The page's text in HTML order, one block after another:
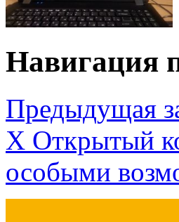
Навигация
Предыдущая
Х Открытый
особыми